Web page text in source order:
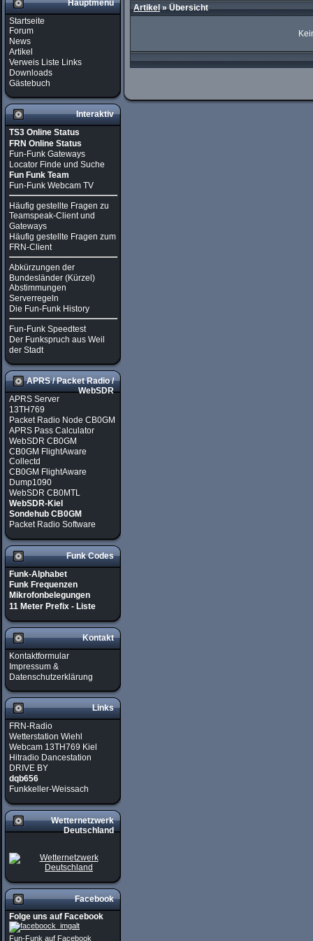
Hauptmenü
Startseite
Forum
News
Artikel
Verweis Liste Links
Downloads
Gästebuch
Interaktiv
TS3 Online Status
FRN Online Status
Fun-Funk Gateways
Locator Finde und Suche
Fun Funk Team
Fun-Funk Webcam TV
Häufig gestellte Fragen zu
Teamspeak-Client und
Gateways
Häufig gestellte Fragen zum
FRN-Client
Abkürzungen der
Bundesländer (Kürzel)
Abstimmungen
Serverregeln
Die Fun-Funk History
Fun-Funk Speedtest
Der Funkspruch aus Weil
der Stadt
APRS / Packet Radio /
WebSDR
APRS Server
13TH769
Packet Radio Node CB0GM
APRS Pass Calculator
WebSDR CB0GM
CB0GM FlightAware
Collectd
CB0GM FlightAware
Dump1090
WebSDR CB0MTL
WebSDR-Kiel
Sondehub CB0GM
Packet Radio Software
Funk Codes
Funk-Alphabet
Funk Frequenzen
Mikrofonbelegungen
11 Meter Prefix - Liste
Kontakt
Kontaktformular
Impressum &
Datenschutzerklärung
Links
FRN-Radio
Wetterstation Wiehl
Webcam 13TH769 Kiel
Hitradio Dancestation
DRIVE BY
dqb656
Funkkeller-Weissach
Wetternetzwerk
Deutschland
Facebook
Folge uns auf Facebook
Fun-Funk auf Facebook
Artikel»Übersicht